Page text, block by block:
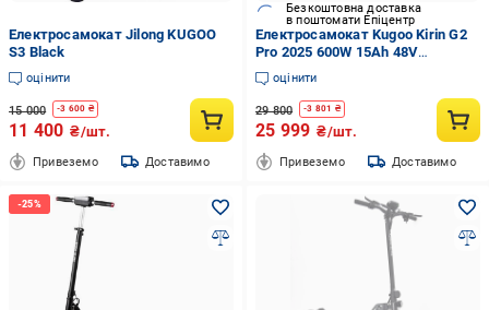
Електросамокат Jilong KUGOO
S3 Black
оцінити
15 000 -3 600 ₴
11 400 ₴/шт.
Привеземо Доставимо
Безкоштовна доставка
в поштомати Епіцентр
Електросамокат Kugoo Kirin G2
Pro 2025 600W 15Ah 48V
(26897760)
оцінити
29 800 -3 801 ₴
25 999 ₴/шт.
Привеземо Доставимо